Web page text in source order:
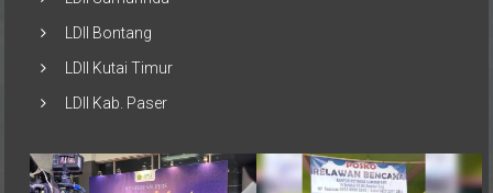
LDII Bontang
LDII Kutai Timur
LDII Kab. Paser